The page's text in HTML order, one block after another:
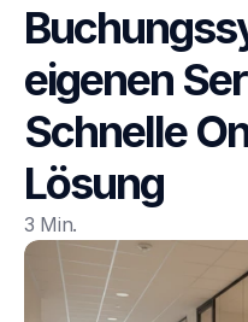
eigenen
Schnelle
Lösung
3 Min.